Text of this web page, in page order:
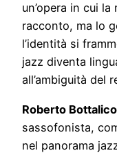
un’opera in cui
racconto, ma lo
l’identità si
jazz diventa
all’ambiguità del
Roberto
sassofonista,
nel panorama